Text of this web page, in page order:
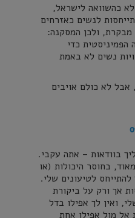
כהשוואה לישראל,
לנשים כאזרחים
מבקרת, ולכן המסקנה:
כדי
נשים לא באמת
לא כולם אויבים
בוודאות – אתה עקבי.
בחוסר היכולות (או
לטיעונים שלי.
אך ורק על ביקורת
ואין לך אפילו בדל
אל מול אפילו אחת